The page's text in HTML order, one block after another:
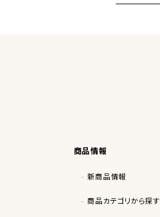
商品情報
新商品情報
商品カテゴリから探す